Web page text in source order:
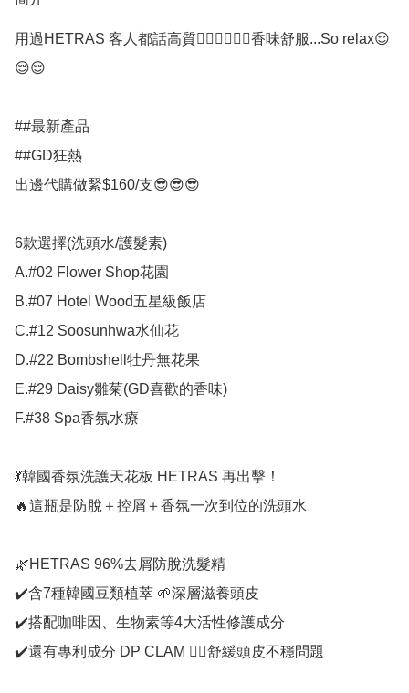
用過HETRAS 客人都話高質👍🏻👍🏻👍🏻香味舒服...So relax😌
😌😌
##最新產品
##GD狂熱
出邊代購做緊$160/支😎😎😎
6款選擇(洗頭水/護髮素)
A.#02 Flower Shop花園
B.#07 Hotel Wood五星級飯店
C.#12 Soosunhwa水仙花
D.#22 Bombshell牡丹無花果
E.#29 Daisy雛菊(GD喜歡的香味)
F.#38 Spa香氛水療
💃韓國香氛洗護天花板 HETRAS 再出擊！
🔥這瓶是防脫＋控屑＋香氛一次到位的洗頭水
🌿HETRAS 96%去屑防脫洗髮精
✔️含7種韓國豆類植萃 🌱深層滋養頭皮
✔️搭配咖啡因、生物素等4大活性修護成分
✔️還有專利成分 DP CLAM 👉🏻舒緩頭皮不穩問題